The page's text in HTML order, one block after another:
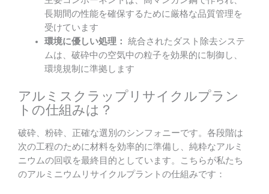
長期間の性能を確保するために厳格な品質管理を
受けています
環境に優しい処理：
統合されたダスト除去システ
ムは、破砕中の空気中の粒子を効果的に制御し、
環境規制に準拠します
アルミスクラップリサイクルプラン
トの仕組みは？
破砕、粉砕、正確な選別のシンフォニーです。各段階は
次の工程のために材料を効率的に準備し、純粋なアルミ
ニウムの回収を最終目的としています。こちらが私たち
のアルミニウムリサイクルプラントの仕組みです：